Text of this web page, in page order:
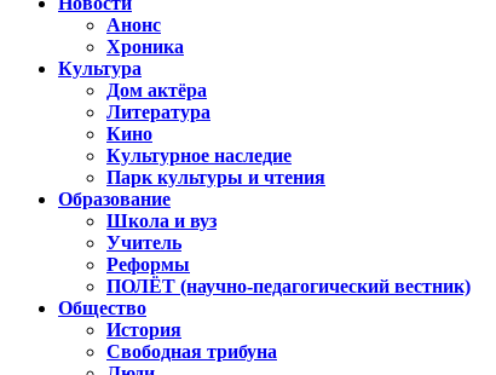
Анонс
Хроника
Культура
Дом актёра
Литература
Кино
Культурное наследие
Парк культуры и чтения
Образование
Школа и вуз
Учитель
Реформы
ПОЛЁТ (научно-педагогический вестник)
Общество
История
Свободная трибуна